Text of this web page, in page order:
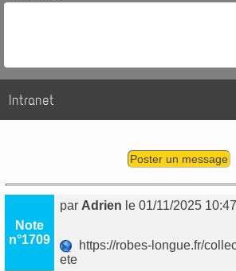
Intranet
Poster un message
Note
n°1709
par Adrien le 01/11/2025 10:47
https://robes-longue.fr/
ete